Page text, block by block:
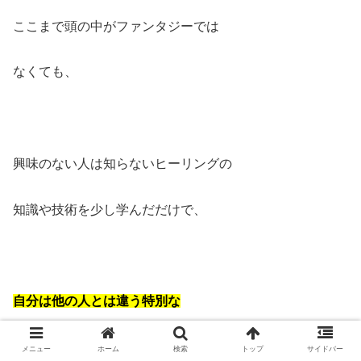
ここまで頭の中がファンタジーでは
なくても、
興味のない人は知らないヒーリングの
知識や技術を少し学んだだけで、
自分は他の人とは違う特別な
存在だ、こんな素晴らしい世界を
メニュー ホーム 検索 トップ サイドバー